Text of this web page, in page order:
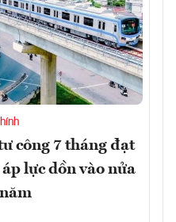
công 7 tháng đạt
lực dồn vào nửa